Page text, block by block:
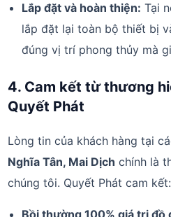
Lắp đặt và hoàn thiện: Tại
lắp đặt lại toàn bộ thiết bị
đúng vị trí phong thủy mà
4. Cam kết từ thương
Quyết Phát
Lòng tin của khách hàng tại
Nghĩa Tân, Mai Dịch chính là
chúng tôi. Quyết Phát cam kết:
Bồi thường 100% giá trị đồ